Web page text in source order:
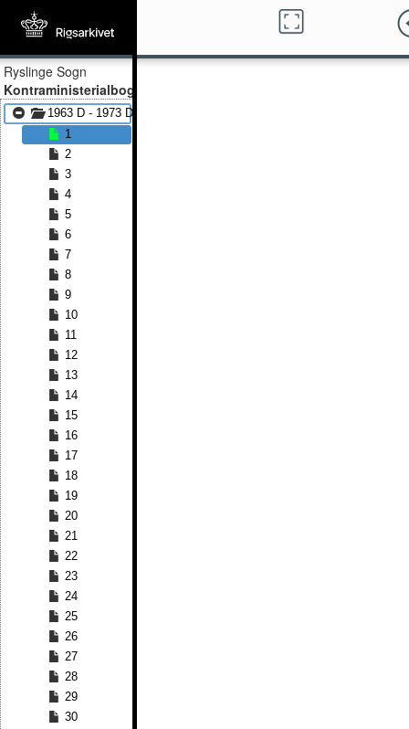
Ryslinge Sogn
Kontraministerialbog
1963 D - 1973 D
1
2
3
4
5
6
7
8
9
10
11
12
13
14
15
16
17
18
19
20
21
22
23
24
25
26
27
28
29
30